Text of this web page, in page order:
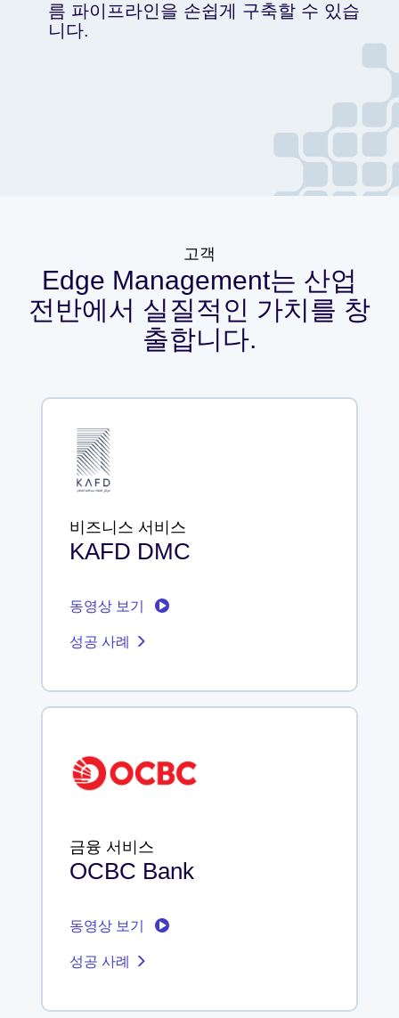
름 파이프라인을 손쉽게 구축할 수 있습
니다.
고객
Edge Management는 산업
전반에서 실질적인 가치를 창
출합니다.
비즈니스 서비스
KAFD DMC
동영상 보기
성공 사례
금융 서비스
OCBC Bank
동영상 보기
성공 사례